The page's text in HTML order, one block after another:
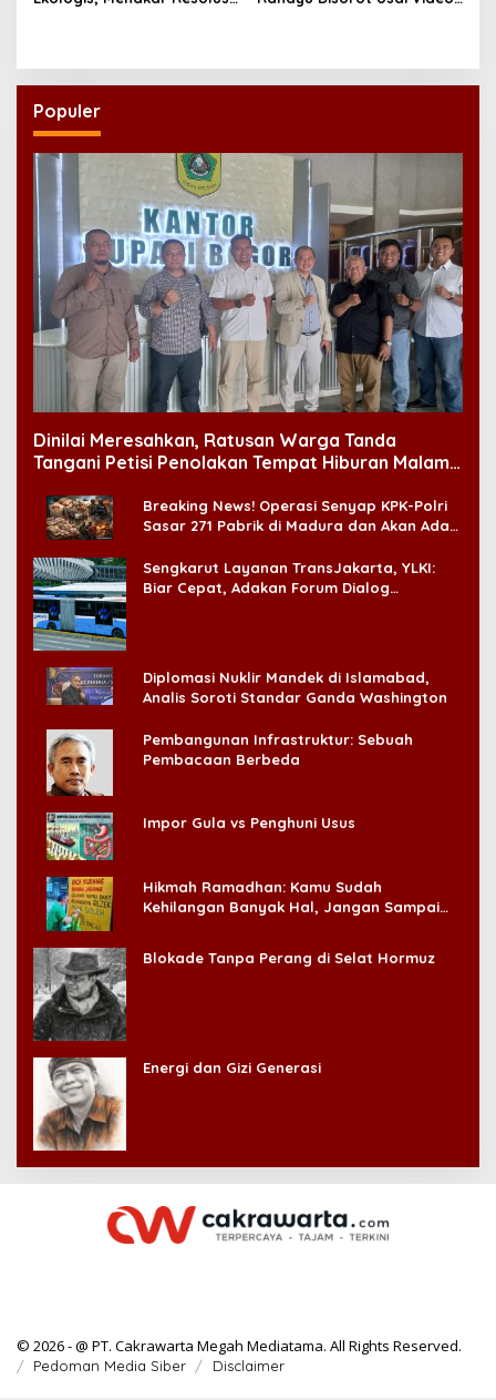
Populer
Dinilai Meresahkan, Ratusan Warga Tanda
Tangani Petisi Penolakan Tempat Hiburan Malam
Breaking News! Operasi Senyap KPK-Polri
Sasar 271 Pabrik di Madura dan Akan Ada
Sengkarut Layanan TransJakarta, YLKI:
Biar Cepat, Adakan Forum Dialog
Diplomasi Nuklir Mandek di Islamabad,
Analis Soroti Standar Ganda Washington
Pembangunan Infrastruktur: Sebuah
Pembacaan Berbeda
Impor Gula vs Penghuni Usus
Hikmah Ramadhan: Kamu Sudah
Kehilangan Banyak Hal, Jangan Sampai
Blokade Tanpa Perang di Selat Hormuz
Energi dan Gizi Generasi
© 2026 - @ PT. Cakrawarta Megah Mediatama. All Rights Reserved.
Pedoman Media Siber Disclaimer